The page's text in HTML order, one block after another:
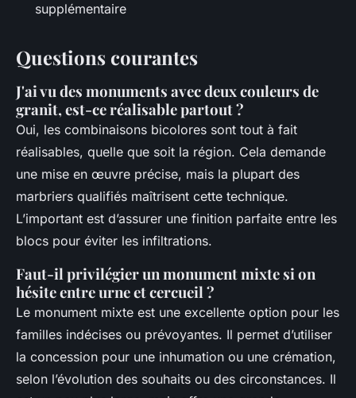
supplémentaire
Questions courantes
J'ai vu des monuments avec deux couleurs de
granit, est-ce réalisable partout ?
Oui, les combinaisons bicolores sont tout à fait
réalisables, quelle que soit la région. Cela demande
une mise en œuvre précise, mais la plupart des
marbriers qualifiés maîtrisent cette technique.
L’important est d’assurer une finition parfaite entre les
blocs pour éviter les infiltrations.
Faut-il privilégier un monument mixte si on
hésite entre urne et cercueil ?
Le monument mixte est une excellente option pour les
familles indécises ou prévoyantes. Il permet d’utiliser
la concession pour une inhumation ou une crémation,
selon l’évolution des souhaits ou des circonstances. Il